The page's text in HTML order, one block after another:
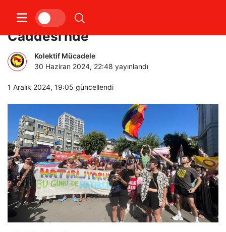
Onur yürüyüşü Bağdat
Caddesi’nde
Kolektif Mücadele
30 Haziran 2024, 22:48 yayınlandı
1 Aralık 2024, 19:05 güncellendi